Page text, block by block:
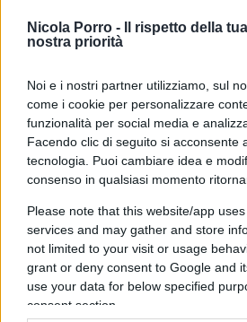
Nicola Porro -
Il rispetto della
nostra priorità
Noi e i nostri partner utilizziamo, sul
come i cookie per personalizzare
funzionalità per social media e
Facendo clic di seguito si acconsente
tecnologia. Puoi cambiare idea e
consenso in qualsiasi momento
Please note that this website/app
services and may gather and store
not limited to your visit or usage
grant or deny consent to Google and
use your data for below specified
consent section.
dell’Home Office quando May
d’altro canto non poteva
fase così delicata della sua
in pochi nutrono dubbi sulla
competenza di Sedwill,
che il suo percorso non è
giunge a ricoprire la
In passato, tutti i vertici
hanno svolto per un periodo
Secretary al Tesoro. Una
probabilmente sarebbe